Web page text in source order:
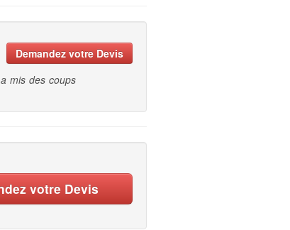
Demandez votre Devis
mis des coups
votre Devis